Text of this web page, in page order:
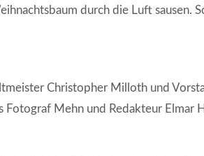
durch die Luft sausen.
Christopher Milloth und
Fotograf Mehn und Redakteur Elmar